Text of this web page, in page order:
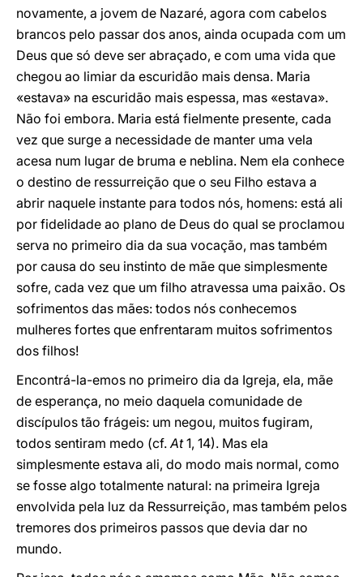
novamente, a jovem de Nazaré, agora com cabelos
brancos pelo passar dos anos, ainda ocupada com um
Deus que só deve ser abraçado, e com uma vida que
chegou ao limiar da escuridão mais densa. Maria
«estava» na escuridão mais espessa, mas «estava».
Não foi embora. Maria está fielmente presente, cada
vez que surge a necessidade de manter uma vela
acesa num lugar de bruma e neblina. Nem ela conhece
o destino de ressurreição que o seu Filho estava a
abrir naquele instante para todos nós, homens: está ali
por fidelidade ao plano de Deus do qual se proclamou
serva no primeiro dia da sua vocação, mas também
por causa do seu instinto de mãe que simplesmente
sofre, cada vez que um filho atravessa uma paixão. Os
sofrimentos das mães: todos nós conhecemos
mulheres fortes que enfrentaram muitos sofrimentos
dos filhos!
Encontrá-la-emos no primeiro dia da Igreja, ela, mãe
de esperança, no meio daquela comunidade de
discípulos tão frágeis: um negou, muitos fugiram,
todos sentiram medo (cf.At1, 14). Mas ela
simplesmente estava ali, do modo mais normal, como
se fosse algo totalmente natural: na primeira Igreja
envolvida pela luz da Ressurreição, mas também pelos
tremores dos primeiros passos que devia dar no
mundo.